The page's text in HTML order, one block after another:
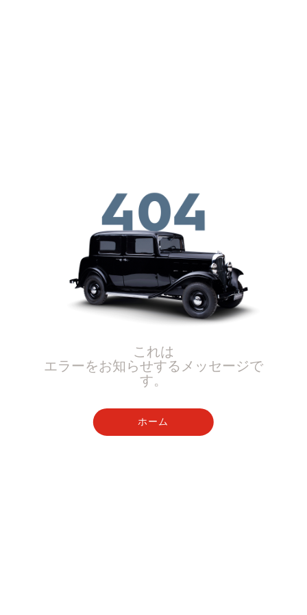
これは
エラーをお知らせするメッセージで
す。
ホーム